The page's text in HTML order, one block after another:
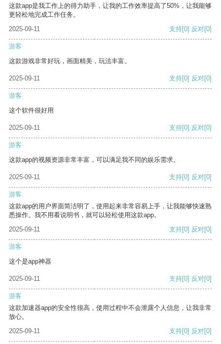
这款app是我工作上的得力助手，让我的工作效率提高了50%，让我能够
更轻松地完成工作任务。
2025-09-11
支持[0] 反对[0]
游客
这款游戏非常好玩，画面精美，玩法丰富。
2025-09-11 支持[0] 反对[0]
游客
这个软件很好用
2025-09-11 支持[0] 反对[0]
游客
这款app的视频资源非常丰富，可以满足我不同的娱乐需求。
2025-09-11 支持[0] 反对[0]
游客
这款app的用户界面简洁明了，使用起来非常容易上手，让我能够快速熟
悉操作。我不用看说明书，就可以轻松使用这款app。
2025-09-11
支持[0] 反对[0]
游客
这个是app神器
2025-09-11 支持[0] 反对[0]
游客
这款加速器app的安全性很高，使用过程中不会泄露个人信息，让我非常
放心。
2025-09-11
支持[0] 反对[0]